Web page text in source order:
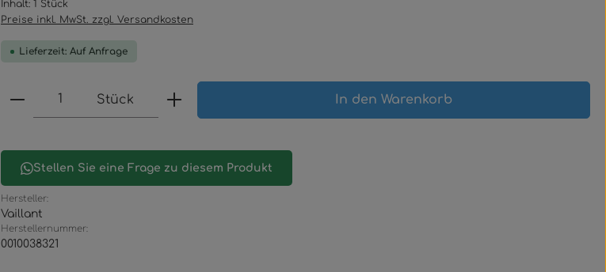
Inhalt: 1 Stück
Preise inkl. MwSt. zzgl. Versandkosten
Lieferzeit: Auf Anfrage
Produkt Anzahl: Gib den gewünschten Wert ein oder
Stück In den Warenkorb
Stellen Sie eine Frage zu diesem Produkt
Hersteller:
Vaillant
Herstellernummer:
0010038321